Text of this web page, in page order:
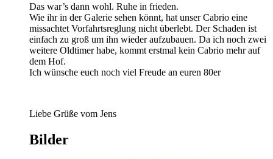
Das war’s dann wohl. Ruhe in frieden.
Wie ihr in der Galerie sehen könnt, hat unser Cabrio eine
missachtet Vorfahrtsreglung nicht überlebt. Der Schaden ist
einfach zu groß um ihn wieder aufzubauen. Da ich noch zwei
weitere Oldtimer habe, kommt erstmal kein Cabrio mehr auf
dem Hof.
Ich wünsche euch noch viel Freude an euren 80er
Liebe Grüße vom Jens
Bilder